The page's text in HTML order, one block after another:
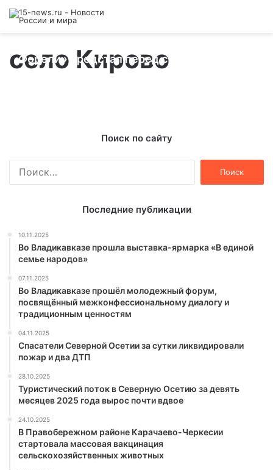
село Кирово
Форели» предстал перед судом
Поиск по сайту
Последние публикации
10.11.2025
Во Владикавказе прошла выставка-ярмарка «В единой
семье народов»
07.11.2025
Во Владикавказе прошёл молодежный форум,
посвящённый межконфессиональному диалогу и
традиционным ценностям
04.11.2025
Спасатели Северной Осетии за сутки ликвидировали
пожар и два ДТП
28.10.2025
Туристический поток в Северную Осетию за девять
месяцев 2025 года вырос почти вдвое
24.10.2025
В Правобережном районе Карачаево-Черкесии
стартовала массовая вакцинация
сельскохозяйственных животных